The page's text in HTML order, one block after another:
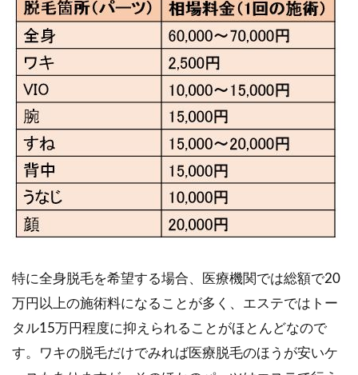
特に全身脱毛を希望する場合、医療機関では総額で20
万円以上の施術料になることが多く、エステではトー
タル15万円程度に抑えられることがほとんどなので
す。ワキの脱毛だけでみれば医療脱毛のほうが安いケ